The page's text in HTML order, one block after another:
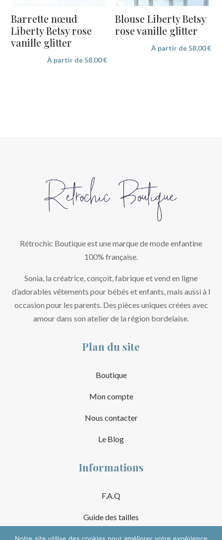
Barrette nœud
Liberty Betsy rose
vanille glitter
À partir de 58,00€
Blouse Liberty Betsy
rose vanille glitter
À partir de 58,00€
Rétrochic Boutique est une marque de mode enfantine
100% française.
Sonia, la créatrice, conçoit, fabrique et vend en ligne
d’adorables vêtements pour bébés et enfants, mais aussi à l
occasion pour les parents. Des pièces uniques créées avec
amour dans son atelier de la région bordelaise.
Plan du site
Boutique
Mon compte
Nous contacter
Le Blog
Informations
F.A.Q
Guide des tailles